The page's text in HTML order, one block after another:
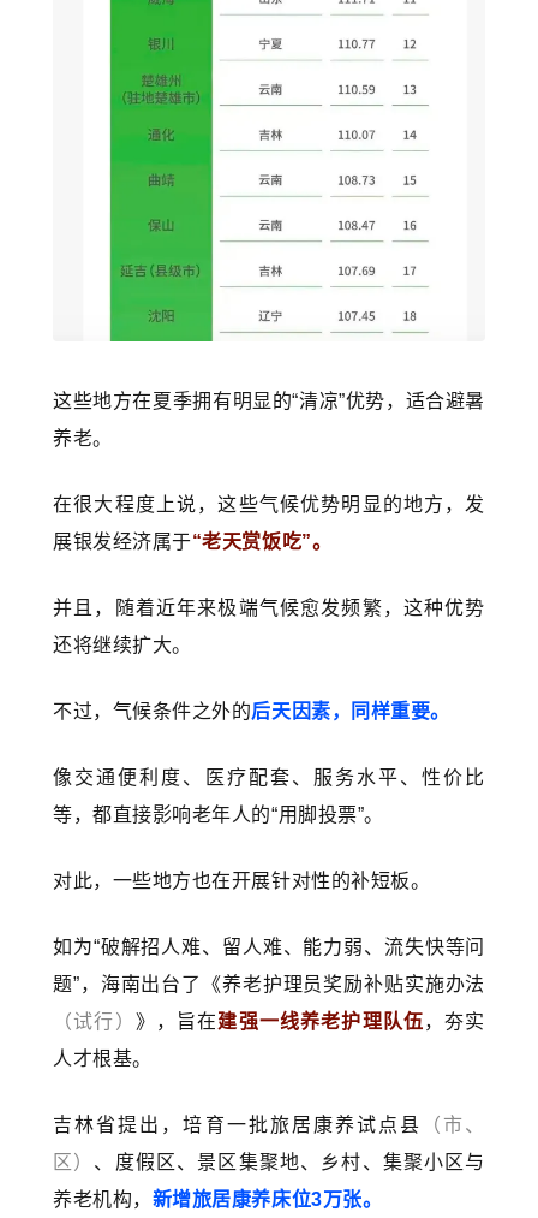
这些地方在夏季拥有明显的“清凉”优势，适合避暑
养老。
在很大程度上说，这些气候优势明显的地方，发
展银发经济属于“老天赏饭吃”。
并且，随着近年来极端气候愈发频繁，这种优势
还将继续扩大。
不过，气候条件之外的后天因素，同样重要。
像交通便利度、医疗配套、服务水平、性价比
等，都直接影响老年人的“用脚投票”。
对此，一些地方也在开展针对性的补短板。
如为“破解招人难、留人难、能力弱、流失快等问
题”，海南出台了《养老护理员奖励补贴实施办法
（试行） 》，旨在建强一线养老护理队伍，夯实
人才根基。
吉林省提出，培育一批旅居康养试点县
（市、
区） 、度假区、景区集聚地、乡村、集聚小区与
养老机构， 新增旅居康养床位3万张。